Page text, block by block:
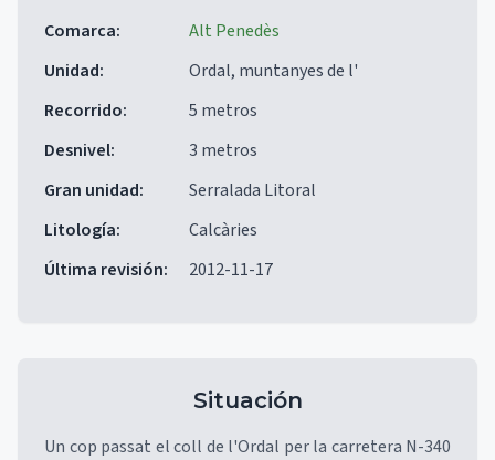
Comarca:
Alt Penedès
Unidad:
Ordal, muntanyes de l'
Recorrido:
5 metros
Desnivel:
3 metros
Gran unidad:
Serralada Litoral
Litología:
Calcàries
Última revisión: 2012-11-17
Situación
Un cop passat el coll de l'Ordal per la carretera N-340